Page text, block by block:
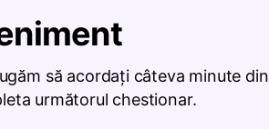
să acordați câteva minute din
următorul chestionar.